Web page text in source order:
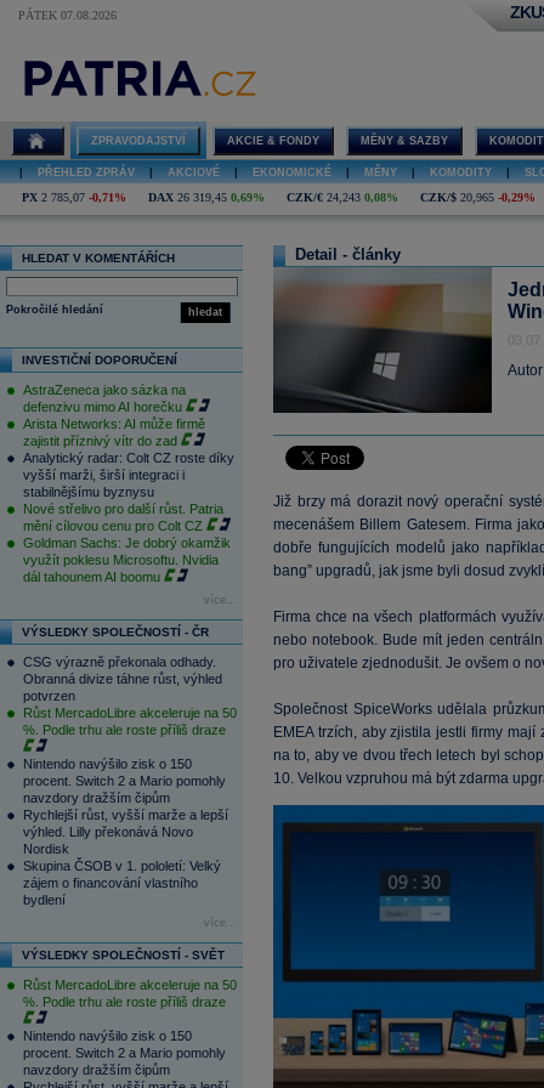
PÁTEK 07.08.2026
ZPRAVODAJSTVÍ AKCIE & FONDY MĚNY & SAZBY
PŘEHLED ZPRÁV AKCIOVÉ EKONOMICKÉ MĚNY KOMODITY
PX 2 785,07 -0,71% DAX 26 319,45 0,69% CZK/€ 24,243 0,08% CZK/$ 20,965 -0,29%
HLEDAT V KOMENTÁŘÍCH
hledat
Pokročilé hledání
INVESTIČNÍ DOPORUČENÍ
AstraZeneca jako sázka na
defenzivu mimo AI horečku
Arista Networks: AI může firmě
zajistit příznivý vítr do zad
Analytický radar: Colt CZ roste díky
vyšší marži, širší integraci i
stabilnějšímu byznysu
Nové střelivo pro další růst. Patria
mění cílovou cenu pro Colt CZ
Goldman Sachs: Je dobrý okamžik
využít poklesu Microsoftu. Nvidia
dál tahounem AI boomu
více...
VÝSLEDKY SPOLEČNOSTÍ - ČR
CSG výrazně překonala odhady.
Obranná divize táhne růst, výhled
potvrzen
Růst MercadoLibre akceleruje na 50
%. Podle trhu ale roste příliš draze
Nintendo navýšilo zisk o 150
procent. Switch 2 a Mario pomohly
navzdory dražším čipům
Rychlejší růst, vyšší marže a lepší
výhled. Lilly překonává Novo
Nordisk
Skupina ČSOB v 1. pololetí: Velký
zájem o financování vlastního
bydlení
více...
VÝSLEDKY SPOLEČNOSTÍ - SVĚT
Růst MercadoLibre akceleruje na 50
%. Podle trhu ale roste příliš draze
Nintendo navýšilo zisk o 150
procent. Switch 2 a Mario pomohly
navzdory dražším čipům
Detail - články
Již brzy má dorazit nový operační
mecenášem Billem Gatesem. Firma
dobře fungujících modelů jako
bang” upgradů, jak jsme byli dosud
Firma chce na všech platformách
nebo notebook. Bude mít jeden
pro uživatele zjednodušit. Je ovšem o
Společnost SpiceWorks udělala
EMEA trzích, aby zjistila jestli firmy
na to, aby ve dvou třech letech byl
10. Velkou vzpruhou má být zdarma